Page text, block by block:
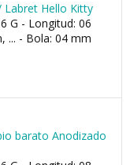
Labret Hello Kitty
G - Longitud: 06
... - Bola: 04 mm
barato Anodizado